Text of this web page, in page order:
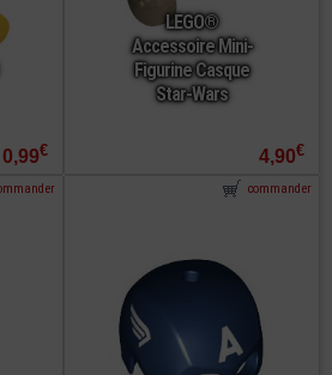
0,99€
LEGO®
Accessoire Mini-
Figurine Casque
Star-Wars
4,90€
commander